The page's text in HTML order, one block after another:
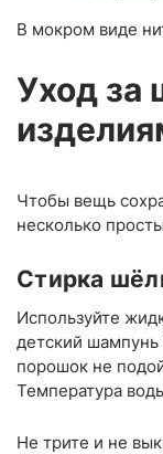
В мокром виде
Уход за
Чтобы вещь
несколько
Стирка
Используйте
детский
порошок не
Температура
Не трите и не